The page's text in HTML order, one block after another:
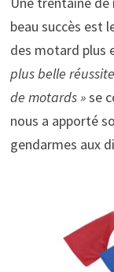
beau succès est
des motard plus
plus belle
de motards »se
nous a apporté
gendarmes aux